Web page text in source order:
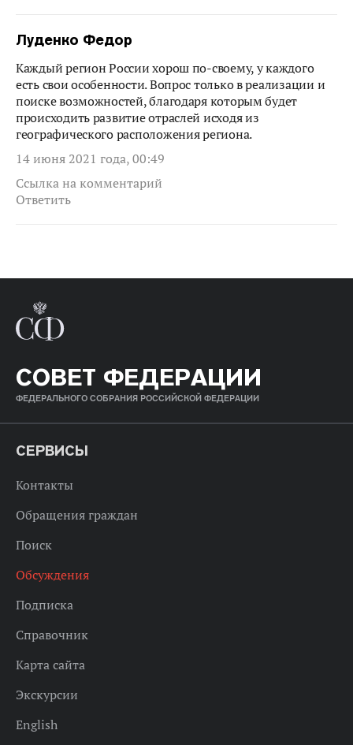
Луденко Федор
Каждый регион России хорош по-своему, у каждого
есть свои особенности. Вопрос только в реализации и
поиске возможностей, благодаря которым будет
происходить развитие отраслей исходя из
географического расположения региона.
14 июня 2021 года, 00:49
Ссылка на комментарий
Ответить
СОВЕТ ФЕДЕРАЦИИ
ФЕДЕРАЛЬНОГО СОБРАНИЯ РОССИЙСКОЙ ФЕДЕРАЦИИ
СЕРВИСЫ
Контакты
Обращения граждан
Поиск
Обсуждения
Подписка
Справочник
Карта сайта
Экскурсии
English